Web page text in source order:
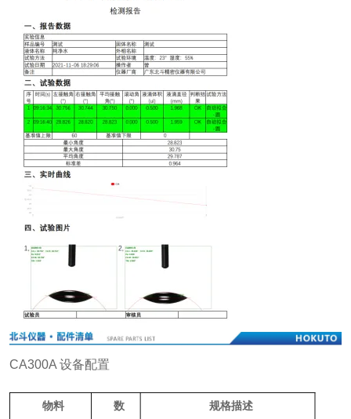
CA300A 设备配置
物料 数 规格描述